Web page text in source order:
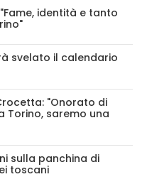
identità e tanto
svelato il calendario
"Onorato di
Torino, saremo una
sulla panchina di
toscani